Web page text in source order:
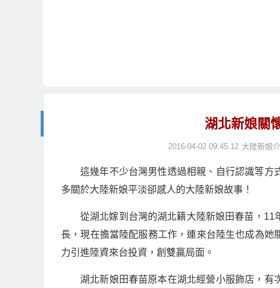
湖北新娘關
2016-04-02 09:45:12 大陸新娘
這幾年不少台灣男性透過相親、自行認識等方
多關於大陸新娘平淡卻感人的大陸新娘故事！
從湖北嫁到台灣的湖北籍大陸新娘田春苗，
長，現在擔當陸配服務工作，連來台陸生也成為
力引進陸資來台投資，創雙贏局面。
湖北新娘田春苗原本在湖北經營小服飾店，有